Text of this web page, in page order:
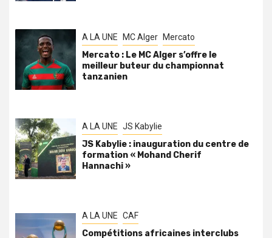
A LA UNE MC Alger Mercato
Mercato : Le MC Alger s’offre le
meilleur buteur du championnat
tanzanien
A LA UNE JS Kabylie
JS Kabylie : inauguration du centre de
formation « Mohand Cherif
Hannachi »
A LA UNE CAF
Compétitions africaines interclubs